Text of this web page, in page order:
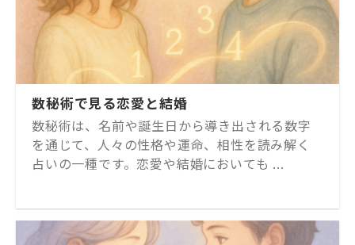
数秘術で見る恋愛と結婚
数秘術は、名前や誕生日から導き出される数字
を通じて、人々の性格や運命、相性を読み解く
占いの一種です。恋愛や結婚においても ...